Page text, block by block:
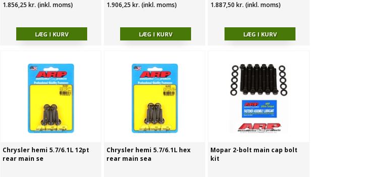
1.856,25 kr. (inkl. moms) 1.906,25 kr. (inkl. moms) 1.887,50 kr. (inkl. moms)
Chrysler hemi 5.7/6.1L 12pt
rear main se
Chrysler hemi 5.7/6.1L hex
rear main sea
Mopar 2-bolt main cap bolt
kit